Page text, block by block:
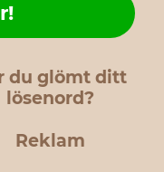
du glömt ditt
lösenord?
Reklam